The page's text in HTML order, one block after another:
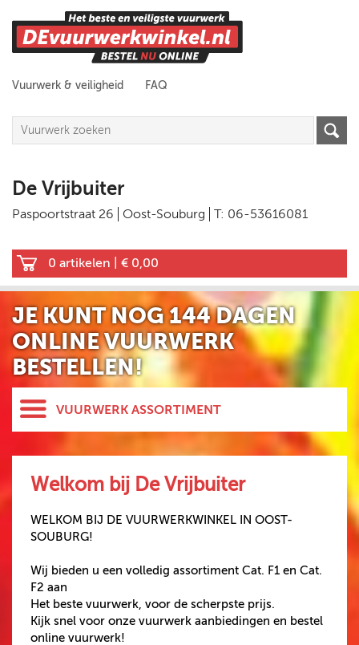
Vuurwerk & veiligheid FAQ
De Vrijbuiter
Paspoortstraat 26 Oost-Souburg T: 06-53616081
0 artikelen € 0,00
JE KUNT NOG144 DAGEN
ONLINE VUURWERK
BESTELLEN!
VUURWERK ASSORTIMENT
GBV
FUNKE
PROLINE
EVOLUTION
ST8MENT
SPINNERS
Welkom bij De Vrijbuiter
WELKOM BIJ DE VUURWERKWINKEL IN OOST-
SOUBURG!
Wij bieden u een volledig assortiment Cat. F1 en Cat.
F2 aan
Het beste vuurwerk, voor de scherpste prijs.
Kijk snel voor onze vuurwerk aanbiedingen en bestel
online vuurwerk!